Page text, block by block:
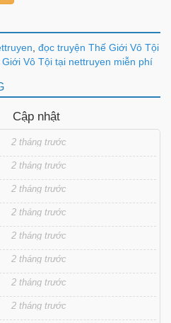
đọc truyện Thế Giới Vô Tội
Vô Tội tại nettruyen miễn phí
Cập nhật
2 tháng trước
2 tháng trước
2 tháng trước
2 tháng trước
2 tháng trước
2 tháng trước
2 tháng trước
2 tháng trước